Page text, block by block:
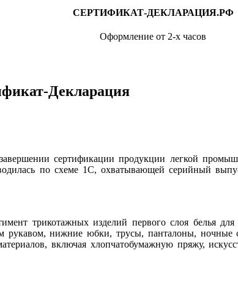
СЕРТИФИКАТ-ДЕКЛАРАЦИЯ.РФ
Оформление от 2-х часов
Декларация
сертификации продукции легкой
по схеме 1С, охватывающей серийный
трикотажных изделий первого слоя белья
нижние юбки, трусы, панталоны,
включая хлопчатобумажную пряжу,